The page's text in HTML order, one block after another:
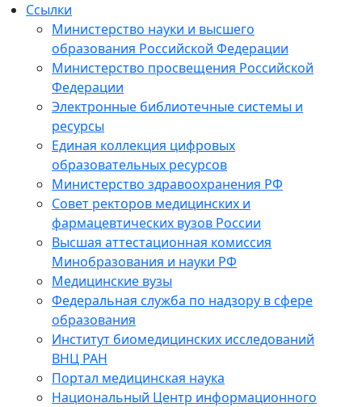
Ссылки
Министерство науки и высшего
образования Российской Федерации
Министерство просвещения Российской
Федерации
Электронные библиотечные системы и
ресурсы
Единая коллекция цифровых
образовательных ресурсов
Министерство здравоохранения РФ
Совет ректоров медицинских и
фармацевтических вузов России
Высшая аттестационная комиссия
Минобразования и науки РФ
Медицинские вузы
Федеральная служба по надзору в сфере
образования
Институт биомедицинских исследований
ВНЦ РАН
Портал медицинская наука
Национальный Центр информационного